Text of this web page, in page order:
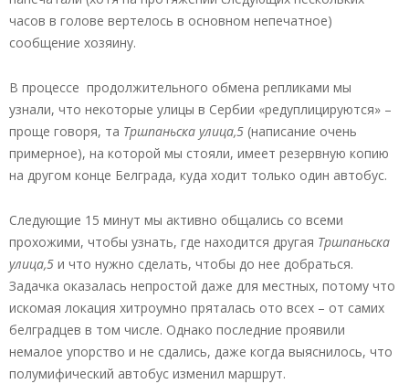
часов в голове вертелось в основном непечатное)
сообщение хозяину.
В процессе продолжительного обмена репликами мы
узнали, что некоторые улицы в Сербии «редуплицируются» –
проще говоря, та Тршпаньска улица,5 (написание очень
примерное), на которой мы стояли, имеет резервную копию
на другом конце Белграда, куда ходит только один автобус.
Следующие 15 минут мы активно общались со всеми
прохожими, чтобы узнать, где находится другая Тршпаньска
улица,5 и что нужно сделать, чтобы до нее добраться.
Задачка оказалась непростой даже для местных, потому что
искомая локация хитроумно пряталась ото всех – от самих
белградцев в том числе. Однако последние проявили
немалое упорство и не сдались, даже когда выяснилось, что
полумифический автобус изменил маршрут.